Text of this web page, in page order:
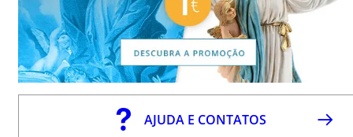
AJUDA E CONTATOS